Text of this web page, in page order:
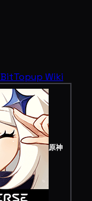
BitTopup Wiki
原神